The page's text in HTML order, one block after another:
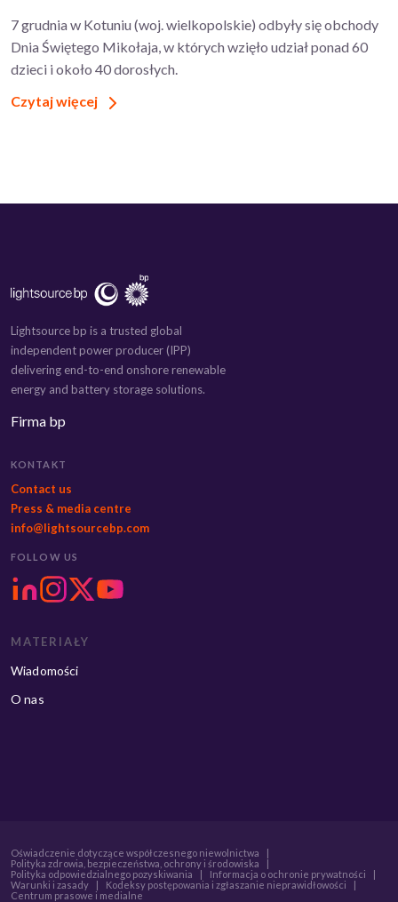
7 grudnia w Kotuniu (woj. wielkopolskie) odbyły się obchody
Dnia Świętego Mikołaja, w których wzięło udział ponad 60
dzieci i około 40 dorosłych.
Czytaj więcej
Lightsource bp is a trusted global
independent power producer (IPP)
delivering end-to-end onshore renewable
energy and battery storage solutions.
Firma bp
KONTAKT
Contact us
Press & media centre
info@lightsourcebp.com
FOLLOW US
MATERIAŁY
Wiadomości
O nas
Oświadczenie dotyczące współczesnego niewolnictwa
Polityka zdrowia, bezpieczeństwa, ochrony i środowiska
Polityka odpowiedzialnego pozyskiwania
Informacja o ochronie prywatności
Warunki i zasady
Kodeksy postępowania i zgłaszanie nieprawidłowości
Centrum prasowe i medialne